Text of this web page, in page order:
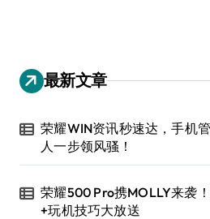
最新文章
荣耀WIN资讯秒速达，手机
人一步领风骚！
荣耀500 Pro携MOLLY来袭
+玩机技巧大放送